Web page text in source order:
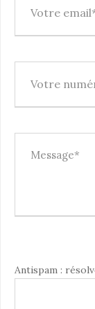
e
Antispam :